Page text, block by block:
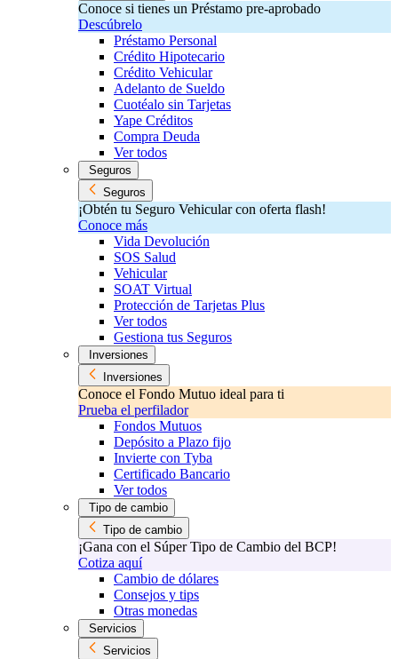
Conoce si tienes un Préstamo pre-aprobado
Descúbrelo
Préstamo Personal
Crédito Hipotecario
Crédito Vehicular
Adelanto de Sueldo
Cuotéalo sin Tarjetas
Yape Créditos
Compra Deuda
Ver todos
Seguros
Seguros
¡Obtén tu Seguro Vehicular con oferta flash!
Conoce más
Vida Devolución
SOS Salud
Vehicular
SOAT Virtual
Protección de Tarjetas Plus
Ver todos
Gestiona tus Seguros
Inversiones
Inversiones
Conoce el Fondo Mutuo ideal para ti
Prueba el perfilador
Fondos Mutuos
Depósito a Plazo fijo
Invierte con Tyba
Certificado Bancario
Ver todos
Tipo de cambio
Tipo de cambio
¡Gana con el Súper Tipo de Cambio del BCP!
Cotiza aquí
Cambio de dólares
Consejos y tips
Otras monedas
Servicios
Servicios